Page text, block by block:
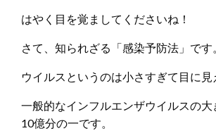
はやく目を覚ましてくださいね！
さて、知られざる「感染予防法」です
ウイルスというのは小さすぎて目に見
一般的なインフルエンザウイルスの
10億分の一です。